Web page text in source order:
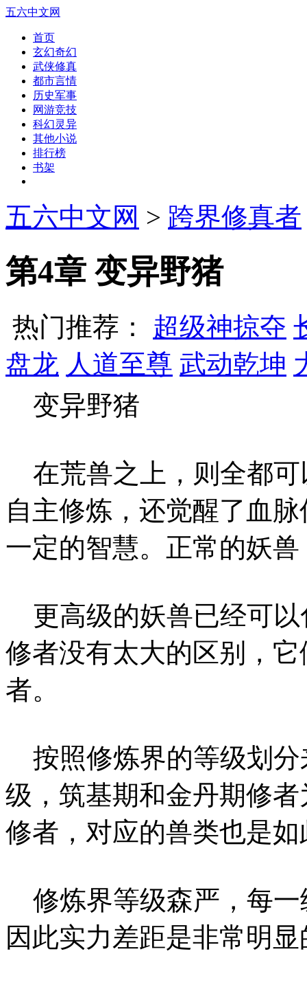
五六中文网
首页
玄幻奇幻
武侠修真
都市言情
历史军事
网游竞技
科幻灵异
其他小说
排行榜
书架
五六中文网 > 跨界修真者
第4章 变异野猪
热门推荐： 超级神掠夺
盘龙 人道至尊 武动乾坤
变异野猪
在荒兽之上，则全都可
自主修炼，还觉醒了血
一定的智慧。正常的妖
更高级的妖兽已经可以
修者没有太大的区别，
者。
按照修炼界的等级划分
级，筑基期和金丹期修
修者，对应的兽类也是如
修炼界等级森严，每一
因此实力差距是非常明显